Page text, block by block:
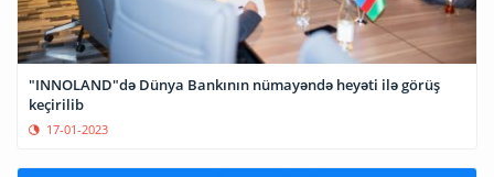
"INNOLAND"də Dünya Bankının nümayəndə heyəti ilə görüş
keçirilib
17-01-2023